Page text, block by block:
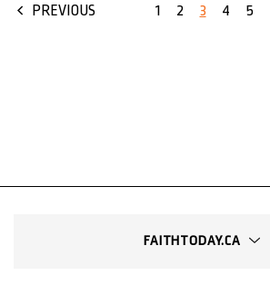
PREVIOUS 1 2 3 4 5
FAITHTODAY.CA